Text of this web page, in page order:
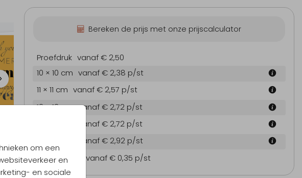
om een
en
en sociale
Bereken de prijs met onze prijscalculator
Proefdruk vanaf € 2,50
10 × 10 cm vanaf € 2,38 p/st
11 × 11 cm vanaf € 2,57 p/st
12 × 12 cm vanaf € 2,72 p/st
vanaf € 2,72 p/st
vanaf € 2,92 p/st
Enveloppen
vanaf € 0,35 p/st